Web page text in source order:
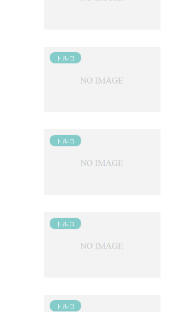
トルコ
トルコ
トルコ
トルコ